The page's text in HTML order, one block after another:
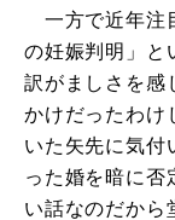
一方で近年注
の妊娠判明」と
訳がましさを感
かけだったわけ
いた矢先に気付
った婚を暗に否
い話なのだから